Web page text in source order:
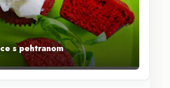
s pehtranom